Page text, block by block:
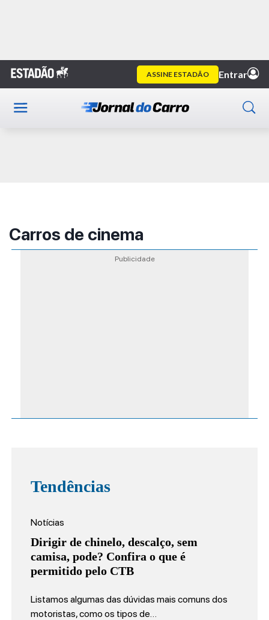
Home
Publicidade
Carros de cinema
Publicidade
Tendências
Notícias
Dirigir de chinelo, descalço, sem
camisa, pode? Confira o que é
permitido pelo CTB
Listamos algumas das dúvidas mais comuns dos
motoristas, como os tipos de…